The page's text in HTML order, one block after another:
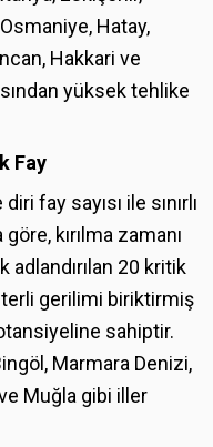
Hatay,
Hakkari ve
yüksek tehlike
Fay
fay sayısı ile sınırlı
göre, kırılma zamanı
20 kritik
gerilimi biriktirmiş
sahiptir.
Marmara Denizi,
Muğla gibi iller